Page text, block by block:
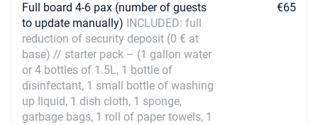
17/07/2027 - 24/07/2027
Забронировать
24/07/2027 - 31/07/2027
Забронировать
31/07/2027 - 07/08/2027
Забронировать
Full board 4-6 pax (number of guests
to update manually) INCLUDED: full
reduction of security deposit (0 € at
base) // starter pack – (1 gallon water
or 4 bottles of 1.5L, 1 bottle of
disinfectant, 1 small bottle of washing
up liquid, 1 dish cloth, 1 sponge,
garbage bags, 1 roll of paper towels, 1
€65